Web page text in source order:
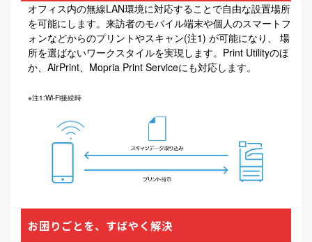
オフィス内の無線LAN環境に対応することで自由な設置場所
を可能にします。来訪者のモバイル端末や個人のスマートフ
ォンなどからのプリントやスキャン(注1) が可能になり、 場
所を選ばないワークスタイルを実現します。Print Utilityのほ
か、AirPrint、Mopria Print Serviceにも対応します。
※注1:Wi-Fi接続時
お困りごとを、すばやく解決